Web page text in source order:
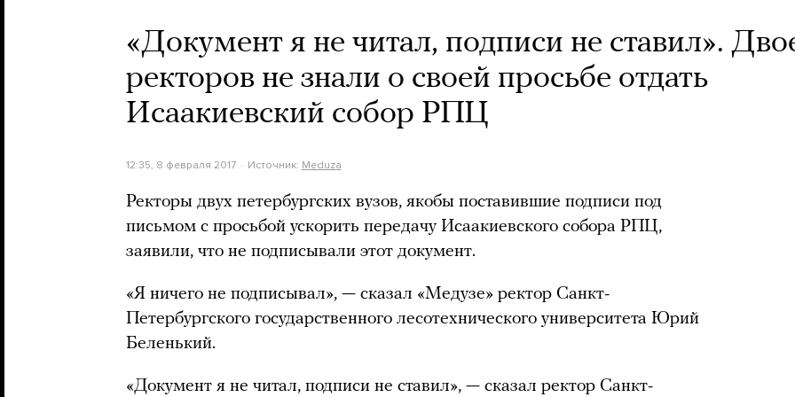
«Документ я не читал, подписи не ставил».
ректоров не знали о своей просьбе отдать
Исаакиевский собор РПЦ
12:35, 8 февраля 2017 Источник: Meduza
Ректоры двух петербургских вузов, якобы поставившие подписи под
письмом с просьбой ускорить передачу Исаакиевского собора РПЦ,
заявили, что не подписывали этот документ.
«Я ничего не подписывал», — сказал «Медузе» ректор Санкт-
Петербургского государственного лесотехнического университета Юрий
Беленький.
«Документ я не читал, подписи не ставил», — сказал ректор Санкт-